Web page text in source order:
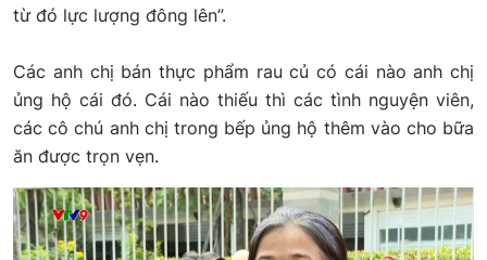
từ đó lực lượng đông lên”.
Các anh chị bán thực phẩm rau củ có cái nào anh chị
ủng hộ cái đó. Cái nào thiếu thì các tình nguyện viên,
các cô chú anh chị trong bếp ủng hộ thêm vào cho bữa
ăn được trọn vẹn.